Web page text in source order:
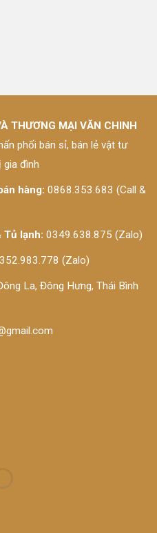
THƯƠNG MẠI VĂN CHINH
phối bán sỉ, bán lẻ vật tư
gia đình
hàng: 0868.353.683 (Call &
Tủ lạnh: 0349.638.875 (Zalo)
(Zalo)
La, Đông Hưng, Thái Bình